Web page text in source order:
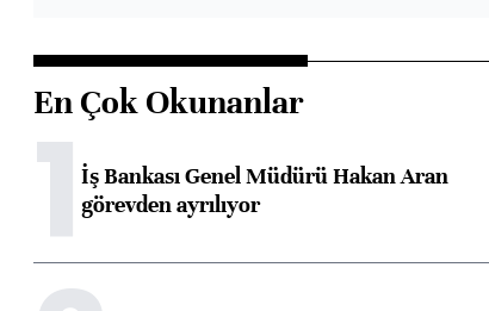
En Çok Okunanlar
1İş Bankası Genel Müdürü Hakan Aran
görevden ayrılıyor